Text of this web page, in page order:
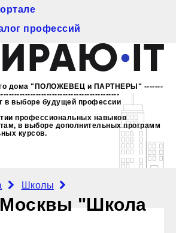
дома "ПОЛОЖЕВЕЦ и ПАРТНЕРЫ" -------
в выборе будущей профессии
профессиональных навыков
в выборе дополнительных программ
курсов.
профессий
Школы
Москвы "Школа